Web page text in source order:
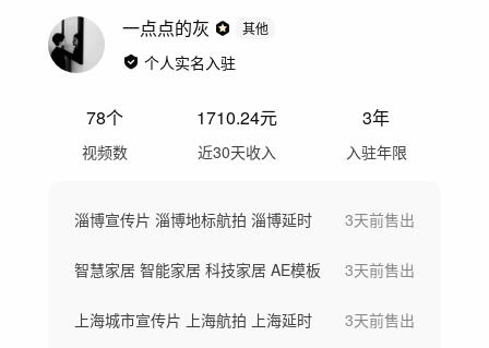
一点点的灰 其他
个人实名入驻
78个
视频数
1710.24元
近30天收入
3年
入驻年限
淄博宣传片 淄博地标航拍 淄博延时 3天前售出
智慧家居 智能家居 科技家居 AE模板 3天前售出
上海城市宣传片 上海航拍 上海延时 3天前售出